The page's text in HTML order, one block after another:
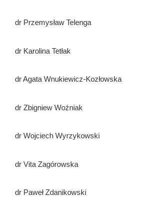
dr Przemysław Telenga
dr Karolina Tetłak
dr Agata Wnukiewicz-Kozłowska
dr Zbigniew Woźniak
dr Wojciech Wyrzykowski
dr Vita Zagórowska
dr Paweł Zdanikowski